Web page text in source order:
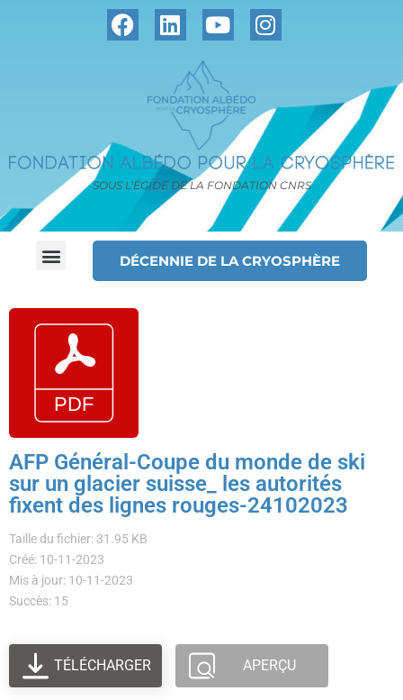
SOUS L’ÉGIDE DE LA FONDATION CNRS
DÉCENNIE DE LA CRYOSPHÈRE
AFP Général-Coupe du monde de ski
sur un glacier suisse_ les autorités
fixent des lignes rouges-24102023
Taille du fichier: 31.95 KB
Créé: 10-11-2023
Mis à jour: 10-11-2023
Succès: 15
TÉLÉCHARGER APERÇU